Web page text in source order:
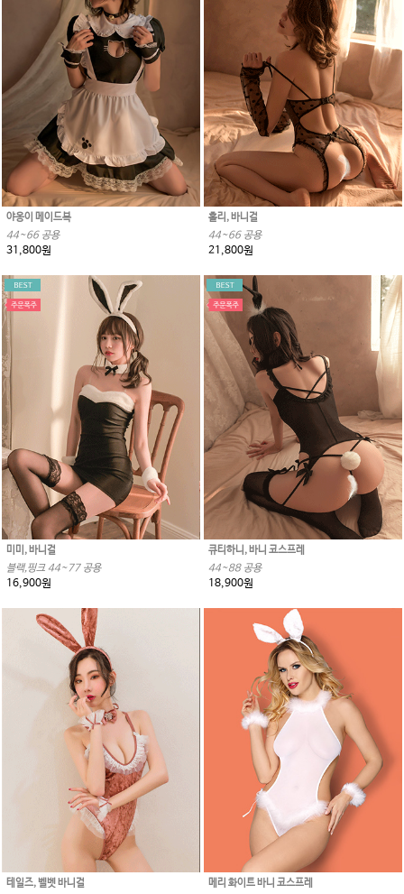
야옹이 메이드복
44~66 공용
31,800원
홀리, 바니걸
44~66 공용
21,800원
미미, 바니걸
블랙,핑크 44~77 공용
16,900원
큐티하니, 바니 코스프레
44~88 공용
18,900원
테일즈, 벨벳 바니걸 메리 화이트 바니 코스프레